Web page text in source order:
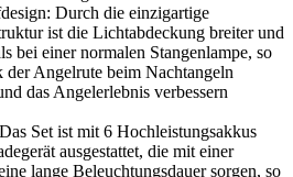
Durch die einzigartige
ist die Lichtabdeckung breiter und
bei einer normalen Stangenlampe, so
der Angelrute beim Nachtangeln
das Angelerlebnis verbessern
Set ist mit 6 Hochleistungsakkus
ausgestattet, die mit einer
lange Beleuchtungsdauer sorgen, so